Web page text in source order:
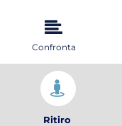
Confronta
Ritiro